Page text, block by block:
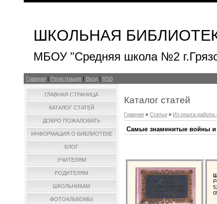
ШКОЛЬНАЯ
МБОУ "Средняя школа №2
Главная Регистрация Вход RSS
ГЛАВНАЯ СТРАНИЦА
КАТАЛОГ СТАТЕЙ
ДОБРО ПОЖАЛОВАТЬ
ИНФОРМАЦИЯ О БИБЛИОТЕКЕ
БЛОГ
УЧИТЕЛЯМ
РОДИТЕЛЯМ
ШКОЛЬНИКАМ
ФОТОАЛЬБОМЫ
Каталог статей
Главная » Статьи » Из опыта работы
Самые знаменитые войны